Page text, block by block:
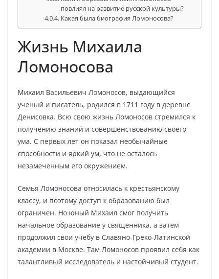
повлиял на развитие русской культуры?
Какая была биография Ломоносова?
Жизнь Михаила
Ломоносова
Михаил Васильевич Ломоносов, выдающийся
ученый и писатель, родился в 1711 году в деревне
Денисовка. Всю свою жизнь Ломоносов стремился к
получению знаний и совершенствованию своего
ума. С первых лет он показал необычайные
способности и яркий ум, что не осталось
незамеченным его окружением.
Семья Ломоносова относилась к крестьянскому
классу, и поэтому доступ к образованию был
ограничен. Но юный Михаил смог получить
начальное образование у священника, а затем
продолжил свои учебу в Славяно-Греко-Латинской
академии в Москве. Там Ломоносов проявил себя как
талантливый исследователь и настойчивый студент.